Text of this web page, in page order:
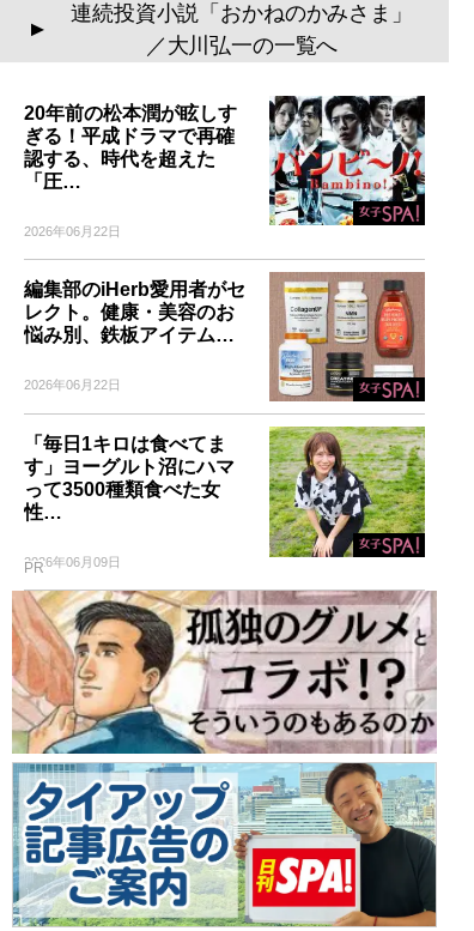
▲
連続投資小説「おかねのかみさま」
／大川弘一の一覧へ
20年前の松本潤が眩しす
ぎる！平成ドラマで再確
認する、時代を超えた
「圧…
2026年06月22日
編集部のiHerb愛用者がセ
レクト。健康・美容のお
悩み別、鉄板アイテム…
2026年06月22日
「毎日1キロは食べてま
す」ヨーグルト沼にハマ
って3500種類食べた女
性…
2026年06月09日
PR